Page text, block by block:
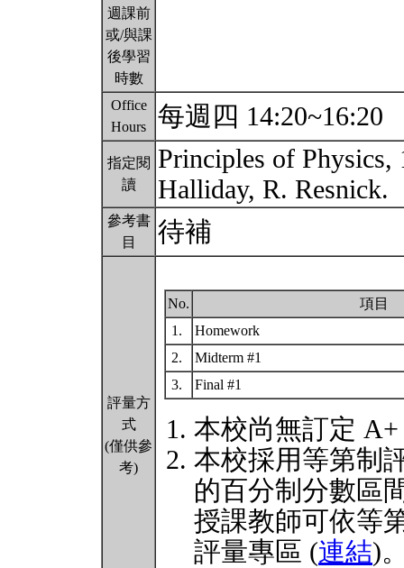
週課前
或/與課
後學習
時數
Office
Hours
每週四 14:20~16:20
指定閱
讀
Principles of Physics,
Halliday, R. Resnick.
參考書
目
待補
評量方
式
(僅供參
考)
No.
項目
1.
Homework
2.
Midterm #1
3.
Final #1
本校尚無訂定
本校採用等第制
的百分制分數區
授課教師可依等
評量專區 (連結)